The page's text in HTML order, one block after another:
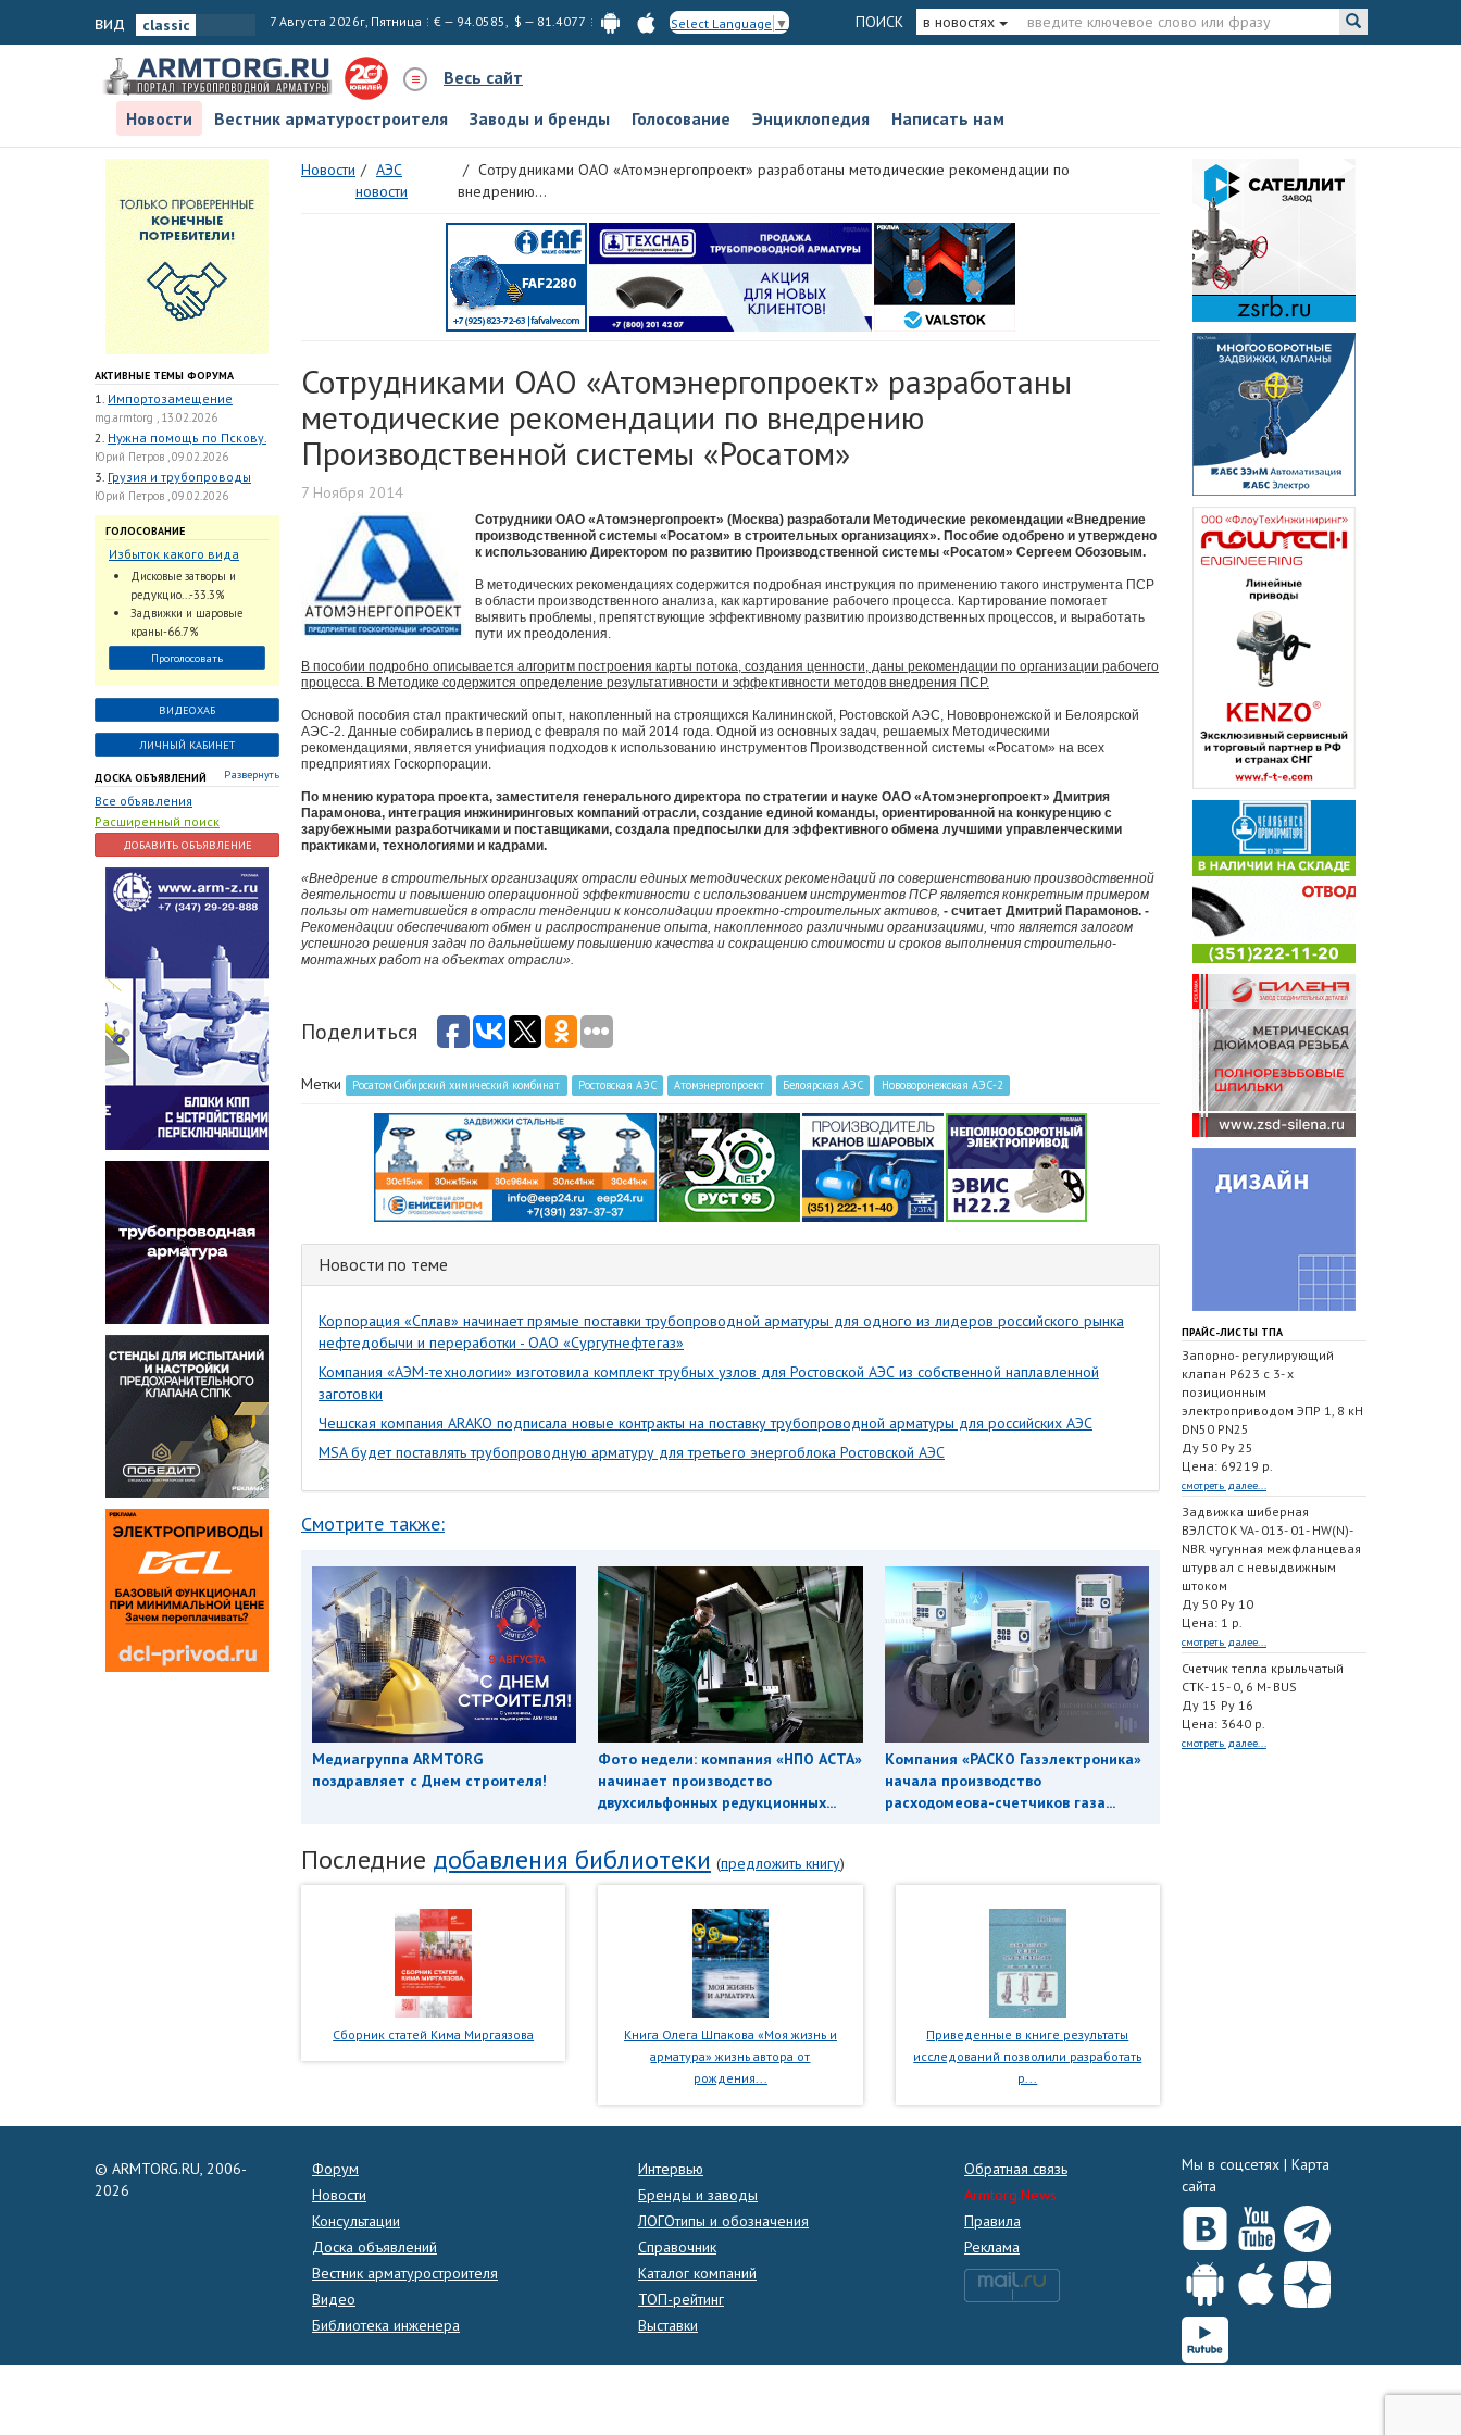
вид 7 Августа 2026г, Пятница € — 94.0585, $ — 81.4077 Select Language ▼ ПОИСК в новостях
Весь сайт
Новости
Вестник арматуростроителя Заводы и бренды Голосование Энциклопедия Написать нам
АКТИВНЫЕ ТЕМЫ ФОРУМА
1. Импортозамещение
mg.armtorg , 13.02.2026
2. Нужна помощь по Пскову.
Юрий Петров , 09.02.2026
3. Грузия и трубопроводы
Юрий Петров , 09.02.2026
ГОЛОСОВАНИЕ
Избыток какого вида
трубопроводной
арматуры наблюдается
на Российском рынке с
2024 по 2026 годы?
Дисковые затворы и
редукцио...-33.3%
Задвижки и шаровые
краны-66.7%
Проголосовать
ВИДЕОХАБ
ЛИЧНЫЙ КАБИНЕТ
ДОСКА ОБЪЯВЛЕНИЙ Развернуть
Все объявления
Расширенный поиск
ДОБАВИТЬ ОБЪЯВЛЕНИЕ
Новости
АЭС
новости
Сотрудниками ОАО «Атомэнергопроект» разработаны методические рекомендации по
внедрению...
Сотрудниками ОАО «Атомэнергопроект» разработаны
методические рекомендации по внедрению
Производственной системы «Росатом»
7 Ноября 2014
Сотрудники ОАО «Атомэнергопроект» (Москва) разработали Методические рекомендации «Внедрение
производственной системы «Росатом» в строительных организациях». Пособие одобрено и утверждено
к использованию Директором по развитию Производственной системы «Росатом» Сергеем Обозовым.
В методических рекомендациях содержится подробная инструкция по применению такого инструмента ПСР
в области производственного анализа, как картирование рабочего процесса. Картирование помогает
выявить проблемы, препятствующие эффективному развитию производственных процессов, и выработать
пути их преодоления.
В пособии подробно описывается алгоритм построения карты потока, создания ценности, даны рекомендации по организации рабочего
процесса. В Методике содержится определение результативности и эффективности методов внедрения ПСР.
Основой пособия стал практический опыт, накопленный на строящихся Калининской, Ростовской АЭС, Нововронежской и Белоярской
АЭС-2. Данные собирались в период с февраля по май 2014 года. Одной из основных задач, решаемых Методическими
рекомендациями, является унифиация подходов к использованию инструментов Производственной системы «Росатом» на всех
предприятиях Госкорпорации.
По мнению куратора проекта, заместителя генерального директора по стратегии и науке ОАО «Атомэнергопроект» Дмитрия
Парамонова, интеграция инжиниринговых компаний отрасли, создание единой команды, ориентированной на конкуренцию с
зарубежными разработчиками и поставщиками, создала предпосылки для эффективного обмена лучшими управленческими
практиками, технологиями и кадрами.
«Внедрение в строительных организациях отрасли единых методических рекомендаций по совершенствованию производственной
деятельности и повышению операционной эффективности с использованием инструментов ПСР является конкретным примером
пользы от наметившейся в отрасли тенденции к консолидации проектно-строительных активов, - считает Дмитрий Парамонов. -
Рекомендации обеспечивают обмен и распространение опыта, накопленного различными организациями, что является залогом
успешного решения задач по дальнейшему повышению качества и сокращению стоимости и сроков выполнения строительно-
монтажных работ на объектах отрасли».
Поделиться
Метки РосатомСибирский химический комбинат Ростовская АЭС Атомэнергопроект Белоярская АЭС Нововоронежская АЭС-2
Новости по теме
Корпорация «Сплав» начинает прямые поставки трубопроводной арматуры для одного из лидеров российского рынка
нефтедобычи и переработки - ОАО «Сургутнефтегаз»
Компания «АЭМ-технологии» изготовила комплект трубных узлов для Ростовской АЭС из собственной наплавленной
заготовки
Чешская компания ARAKO подписала новые контракты на поставку трубопроводной арматуры для российских АЭС
MSA будет поставлять трубопроводную арматуру для третьего энергоблока Ростовской АЭС
Смотрите также:
Медиагруппа ARMTORG
поздравляет с Днем строителя!
Фото недели: компания «НПО АСТА»
начинает производство
двухсильфонных редукционных...
Компания «РАСКО Газэлектроника»
начала производство
расходомеова-счетчиков газа...
Последние добавления библиотеки (предложить книгу)
Сборник статей Кима Миргаязова
Книга Олега Шпакова «Моя жизнь и
арматура» жизнь автора от
рождения...
Приведенные в книге результаты
исследований позволили разработать
р...
ПРАЙС-ЛИСТЫ ТПА
Запорно- регулирующий
клапан Р623 с 3- х
позиционным
электроприводом ЭПР 1, 8 кН
DN50 PN25
Ду 50 Ру 25
Цена: 69219 р.
смотреть далее...
Задвижка шиберная
ВЭЛСТОК VA- 013- 01- HW(N)-
NBR чугунная межфланцевая
штурвал с невыдвижным
штоком
Ду 50 Ру 10
Цена: 1 р.
смотреть далее...
Счетчик тепла крыльчатый
СТК- 15- 0, 6 M- BUS
Ду 15 Ру 16
Цена: 3640 р.
смотреть далее...
© ARMTORG.RU, 2006-
2026
Форум
Новости
Консультации
Доска объявлений
Вестник арматуростроителя
Видео
Библиотека инженера
Интервью
Бренды и заводы
ЛОГОтипы и обозначения
Справочник
Каталог компаний
ТОП-рейтинг
Выставки
Обратная связь
Armtorg.News
Правила
Реклама
Мы в соцсетях | Карта
сайта